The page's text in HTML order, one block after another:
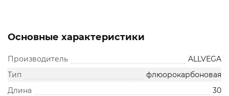
Основные характеристики
Производитель
ALLVEGA
Тип
флюорокарбоновая
Длина
30